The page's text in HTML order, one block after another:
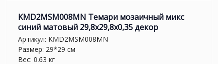
KMD2MSM008MN Темари мозаичный микс
синий матовый 29,8x29,8x0,35 декор
Артикул: KMD2MSM008MN
Размер: 29*29 см
Вес: 0.63 кг